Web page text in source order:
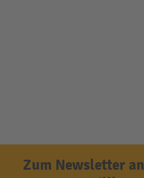
Zum Newsletter